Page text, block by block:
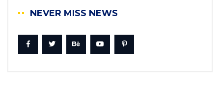
NEVER MISS NEWS